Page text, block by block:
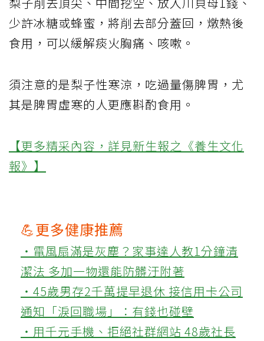
少許冰糖或蜂蜜，將削去部分蓋回，燉熱後
食用，可以緩解痰火胸痛、咳嗽。
須注意的是梨子性寒涼，吃過量傷脾胃，尤
其是脾胃虛寒的人更應斟酌食用。
【更多精采內容，詳見新生報之《養生文化
報》】
💪更多健康推薦
‧電風扇滿是灰塵？家事達人教1分鐘清
潔法 多加一物還能防髒汙附著
‧45歲男存2千萬提早退休 接信用卡公司
通知「淚回職場」：有錢也碰壁
‧用千元手機、拒絕社群網站 48歲社長